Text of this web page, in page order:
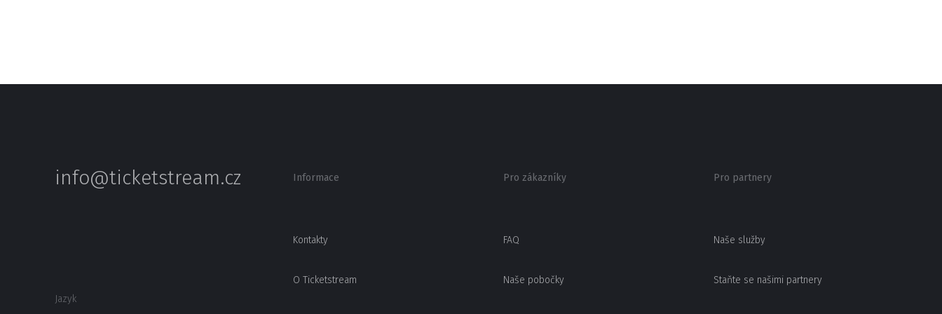
info@ticketstream.cz
Jazyk
Informace
Kontakty
O Ticketstream
Pro zákazníky
FAQ
Naše pobočky
Pro partnery
Naše služby
Staňte se našimi partnery